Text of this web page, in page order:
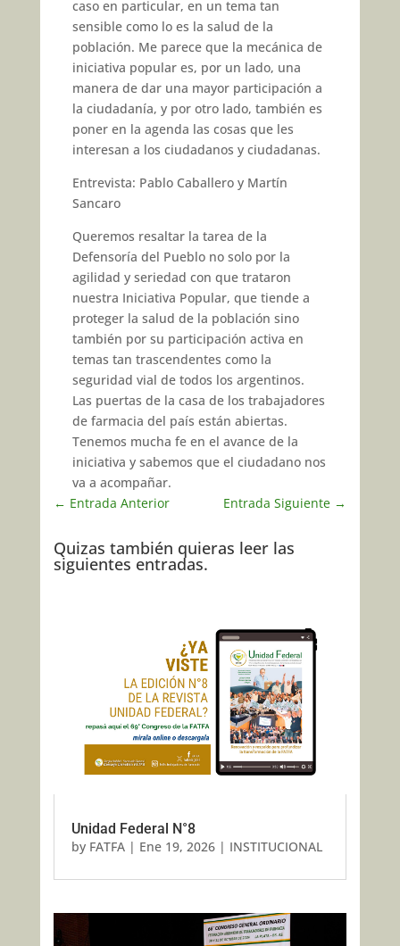
caso en particular, en un tema tan
sensible como lo es la salud de la
población. Me parece que la mecánica de
iniciativa popular es, por un lado, una
manera de dar una mayor participación a
la ciudadanía, y por otro lado, también es
poner en la agenda las cosas que les
interesan a los ciudadanos y ciudadanas.
Entrevista: Pablo Caballero y Martín
Sancaro
Queremos resaltar la tarea de la
Defensoría del Pueblo no solo por la
agilidad y seriedad con que trataron
nuestra Iniciativa Popular, que tiende a
proteger la salud de la población sino
también por su participación activa en
temas tan trascendentes como la
seguridad vial de todos los argentinos.
Las puertas de la casa de los trabajadores
de farmacia del país están abiertas.
Tenemos mucha fe en el avance de la
iniciativa y sabemos que el ciudadano nos
va a acompañar.
← Entrada Anterior Entrada Siguiente →
Quizas también quieras leer las
siguientes entradas.
Unidad Federal N°8
by FATFA| Ene 19, 2026| INSTITUCIONAL